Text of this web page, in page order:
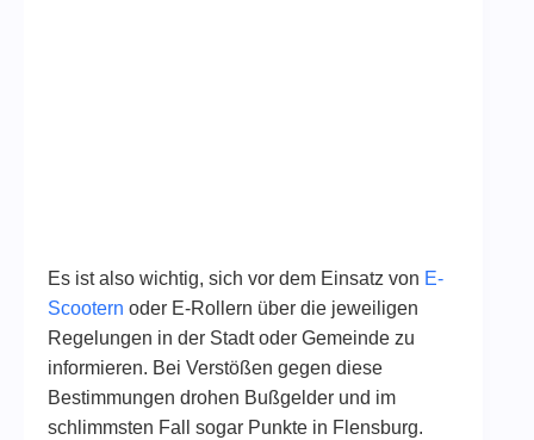
Es ist also wichtig, sich vor dem Einsatz von E-
Scootern oder E-Rollern über die jeweiligen
Regelungen in der Stadt oder Gemeinde zu
informieren. Bei Verstößen gegen diese
Bestimmungen drohen Bußgelder und im
schlimmsten Fall sogar Punkte in Flensburg.